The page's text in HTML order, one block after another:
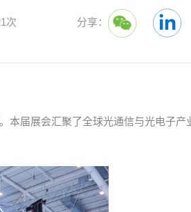
次 分享：
届展会汇聚了全球光通信与光电子产